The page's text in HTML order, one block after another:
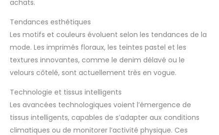
achats.
Tendances esthétiques
Les motifs et couleurs évoluent selon les tendances de la
mode. Les imprimés floraux, les teintes pastel et les
textures innovantes, comme le denim délavé ou le
velours côtelé, sont actuellement très en vogue.
Technologie et tissus intelligents
Les avancées technologiques voient l’émergence de
tissus intelligents, capables de s’adapter aux conditions
climatiques ou de monitorer l’activité physique. Ces